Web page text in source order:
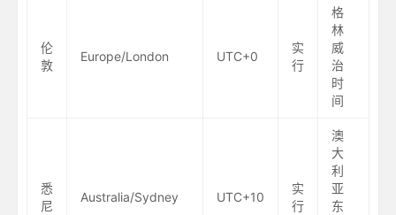
伦
敦
Europe/London UTC+0
实
行
格
林
威
治
时
间
悉
尼
Australia/Sydney UTC+10
实
行
澳
大
利
亚
东